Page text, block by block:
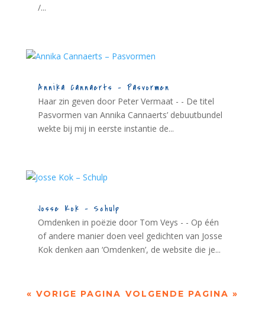
/...
Annika Cannaerts – Pasvormen
Haar zin geven door Peter Vermaat - - De titel
Pasvormen van Annika Cannaerts’ debuutbundel
wekte bij mij in eerste instantie de...
Josse Kok – Schulp
Omdenken in poëzie door Tom Veys - - Op één
of andere manier doen veel gedichten van Josse
Kok denken aan ‘Omdenken’, de website die je...
« VORIGE PAGINA VOLGENDE PAGINA »